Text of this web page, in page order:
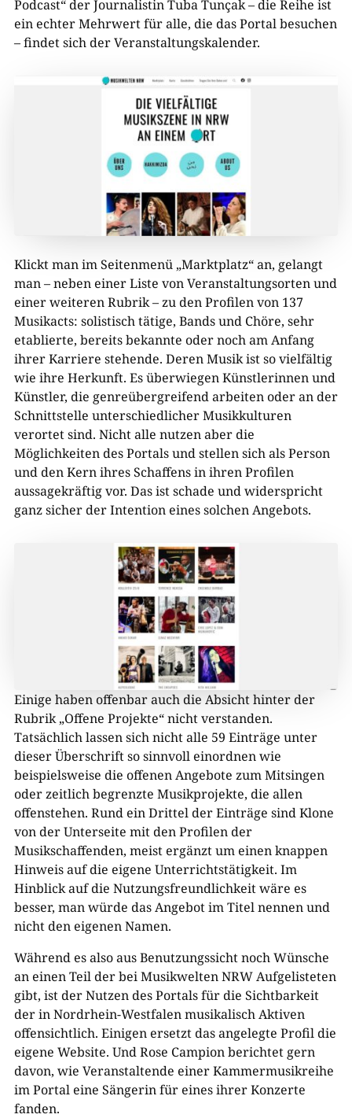
Podcast“ der Journalistin Tuba Tunçak – die Reihe ist
ein echter Mehrwert für alle, die das Portal besuchen
– findet sich der Veranstaltungskalender.
Klickt man im Seitenmenü „Marktplatz“ an, gelangt
man – neben einer Liste von Veranstaltungsorten und
einer weiteren Rubrik – zu den Profilen von 137
Musikacts: solistisch tätige, Bands und Chöre, sehr
etablierte, bereits bekannte oder noch am Anfang
ihrer Karriere stehende. Deren Musik ist so vielfältig
wie ihre Herkunft. Es überwiegen Künstlerinnen und
Künstler, die genreübergreifend arbeiten oder an der
Schnittstelle unterschiedlicher Musikkulturen
verortet sind. Nicht alle nutzen aber die
Möglichkeiten des Portals und stellen sich als Person
und den Kern ihres Schaffens in ihren Profilen
aussagekräftig vor. Das ist schade und widerspricht
ganz sicher der Intention eines solchen Angebots.
Einige haben offenbar auch die Absicht hinter der
Rubrik „Offene Projekte“ nicht verstanden.
Tatsächlich lassen sich nicht alle 59 Einträge unter
dieser Überschrift so sinnvoll einordnen wie
beispielsweise die offenen Angebote zum Mitsingen
oder zeitlich begrenzte Musikprojekte, die allen
offenstehen. Rund ein Drittel der Einträge sind Klone
von der Unterseite mit den Profilen der
Musikschaffenden, meist ergänzt um einen knappen
Hinweis auf die eigene Unterrichtstätigkeit. Im
Hinblick auf die Nutzungsfreundlichkeit wäre es
besser, man würde das Angebot im Titel nennen und
nicht den eigenen Namen.
Während es also aus Benutzungssicht noch Wünsche
an einen Teil der bei Musikwelten NRW Aufgelisteten
gibt, ist der Nutzen des Portals für die Sichtbarkeit
der in Nordrhein-Westfalen musikalisch Aktiven
offensichtlich. Einigen ersetzt das angelegte Profil die
eigene Website. Und Rose Campion berichtet gern
davon, wie Veranstaltende einer Kammermusikreihe
im Portal eine Sängerin für eines ihrer Konzerte
fanden.